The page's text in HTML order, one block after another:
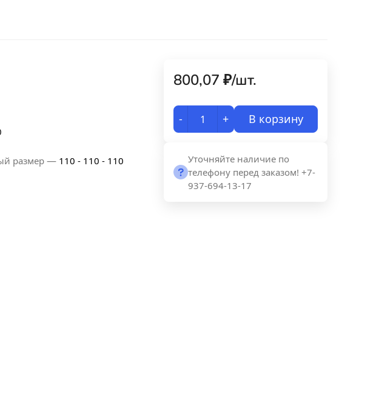
размер — 110 - 110 - 110
800,07 ₽/шт.
- + В корзину
Уточняйте наличие по
телефону перед заказом! +7-
937-694-13-17